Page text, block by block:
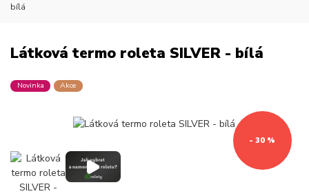
bílá
Látková termo roleta SILVER - bílá
Novinka Akce
- 30 %